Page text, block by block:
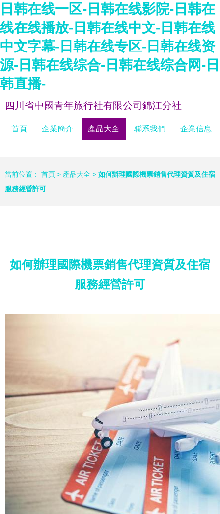
日韩在线一区-日韩在线影院-日韩在
线在线播放-日韩在线中文-日韩在线
中文字幕-日韩在线专区-日韩在线资
源-日韩在线综合-日韩在线综合网-日
韩直播-
四川省中國青年旅行社有限公司錦江分社
首頁 企業簡介 產品大全 聯系我們 企業信息
當前位置： 首頁 > 產品大全 > 如何辦理國際機票銷售代理資質及住宿
服務經營許可
如何辦理國際機票銷售代理資質及住宿
服務經營許可